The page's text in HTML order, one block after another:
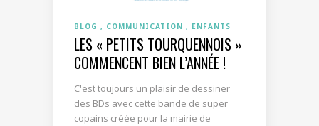
BLOG COMMUNICATION ENFANTS
LES « PETITS TOURQUENNOIS »
COMMENCENT BIEN L’ANNÉE !
C'est toujours un plaisir de dessiner
des BDs avec cette bande de super
copains créée pour la mairie de